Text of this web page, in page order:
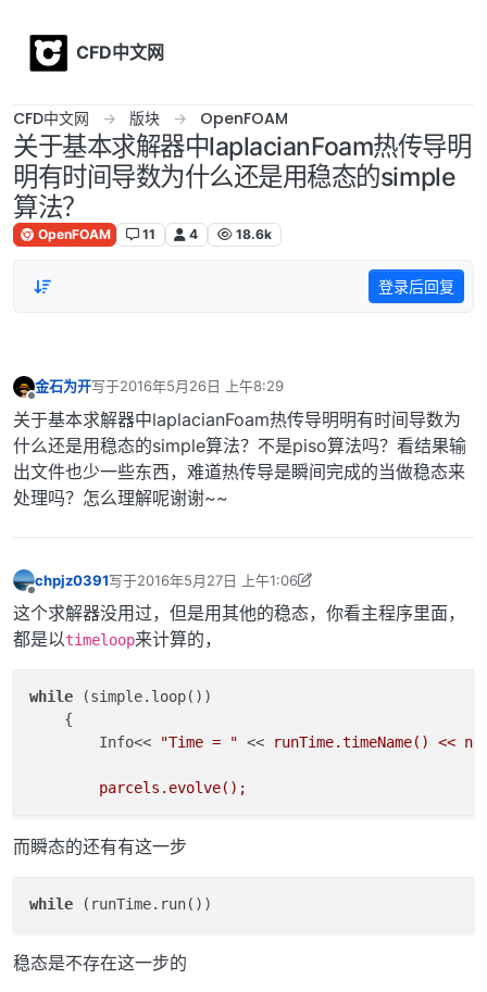
CFD中文网
CFD中文网 版块 OpenFOAM
关于基本求解器中laplacianFoam热传导明
明有时间导数为什么还是用稳态的simple
算法？
OpenFOAM 11 4 18.6k
登录后回复
金石为开写于2016年5月26日 上午8:29
最后由 编辑
关于基本求解器中laplacianFoam热传导明明有时间导数为
什么还是用稳态的simple算法？不是piso算法吗？看结果输
出文件也少一些东西，难道热传导是瞬间完成的当做稳态来
处理吗？怎么理解呢谢谢~~
chpjz0391写于2016年5月27日 上午1:06
最后由 CFD中文网 编辑 2016年5月27日 下午10:23
这个求解器没用过，但是用其他的稳态，你看主程序里面，
都是以timeloop来计算的，
while (simple.loop())
    {
        Info<<
"Time = " << runTime.timeName() <<
而瞬态的还有有这一步
while
稳态是不存在这一步的